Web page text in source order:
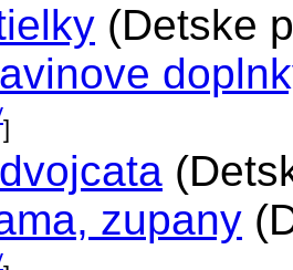
(Detske
]
zupany